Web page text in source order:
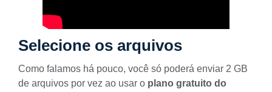
Selecione os arquivos
Como falamos há pouco, você só poderá enviar 2 GB
de arquivos por vez ao usar o plano gratuito do